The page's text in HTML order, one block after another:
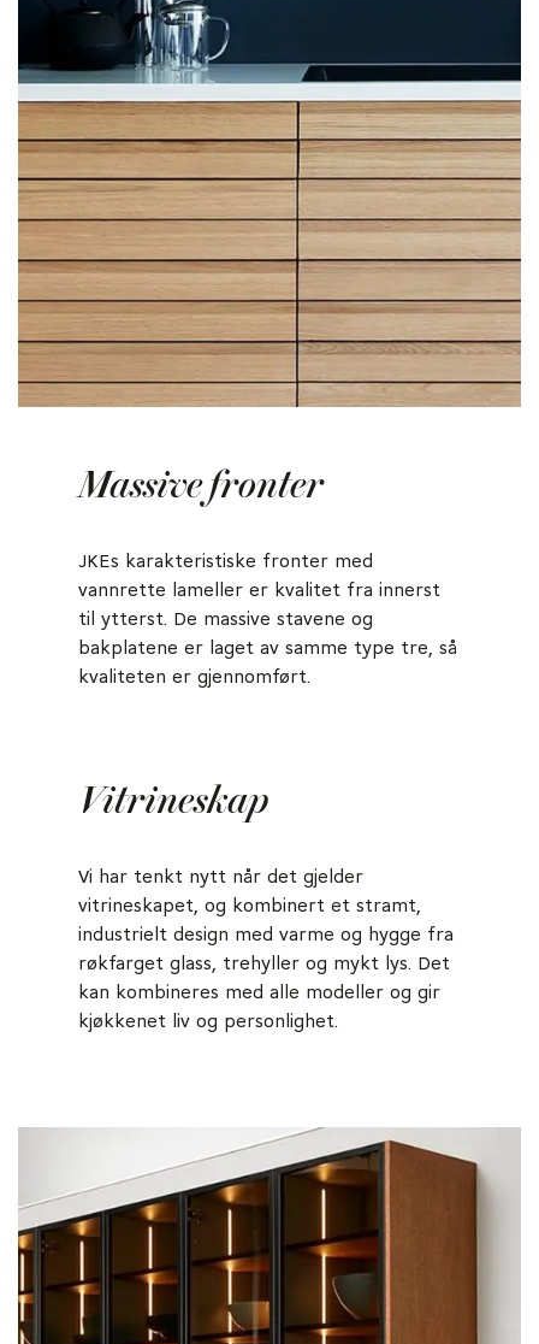
Massive fronter
JKEs karakteristiske fronter med
vannrette lameller er kvalitet fra innerst
til ytterst. De massive stavene og
bakplatene er laget av samme type tre, så
kvaliteten er gjennomført.
Vitrineskap
Vi har tenkt nytt når det gjelder
vitrineskapet, og kombinert et stramt,
industrielt design med varme og hygge fra
røkfarget glass, trehyller og mykt lys. Det
kan kombineres med alle modeller og gir
kjøkkenet liv og personlighet.